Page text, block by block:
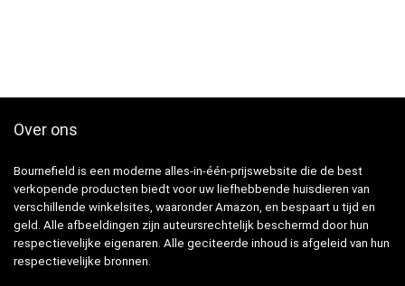
Over ons
Bournefield is een moderne alles-in-één-prijswebsite die de best
verkopende producten biedt voor uw liefhebbende huisdieren van
verschillende winkelsites, waaronder Amazon, en bespaart u tijd en
geld. Alle afbeeldingen zijn auteursrechtelijk beschermd door hun
respectievelijke eigenaren. Alle geciteerde inhoud is afgeleid van hun
respectievelijke bronnen.